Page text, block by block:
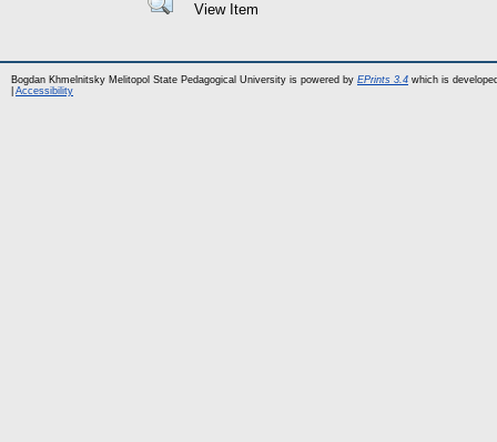
View Item
Bogdan Khmelnitsky Melitopol State Pedagogical University is powered by EPrints 3.4 which is
Accessibility